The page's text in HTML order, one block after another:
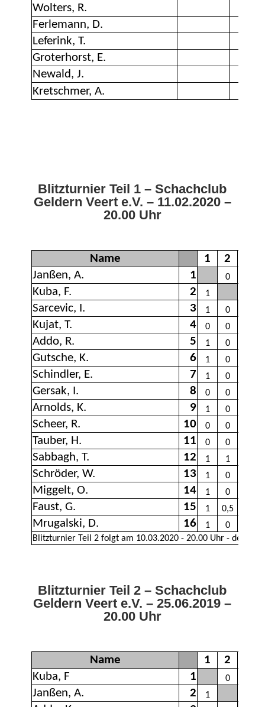
Blitzturnier Teil 1 – Schachclub
Geldern Veert e.V. – 11.02.2020 –
20.00 Uhr
Blitzturnier Teil 2 – Schachclub
Geldern Veert e.V. – 25.06.2019 –
20.00 Uhr